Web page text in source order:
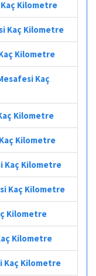
Kaç Kilometre
Kaç Kilometre
Kilometre
Kaç
Kilometre
Kilometre
Kaç Kilometre
Kaç Kilometre
Kilometre
Kilometre
Kaç Kilometre